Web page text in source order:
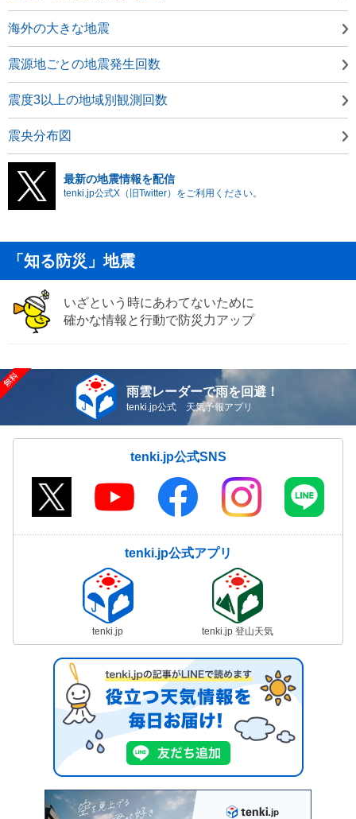
海外の大きな地震
震源地ごとの地震発生回数
震度3以上の地域別観測回数
震央分布図
最新の地震情報を配信
tenki.jp公式X（旧Twitter）をご利用ください。
「知る防災」地震
いざという時にあわてないために
確かな情報と行動で防災力アップ
雨雲レーダーで雨を回避！
tenki.jp公式 天気予報アプリ
tenki.jp公式SNS
tenki.jp公式アプリ
tenki.jp tenki.jp 登山天気